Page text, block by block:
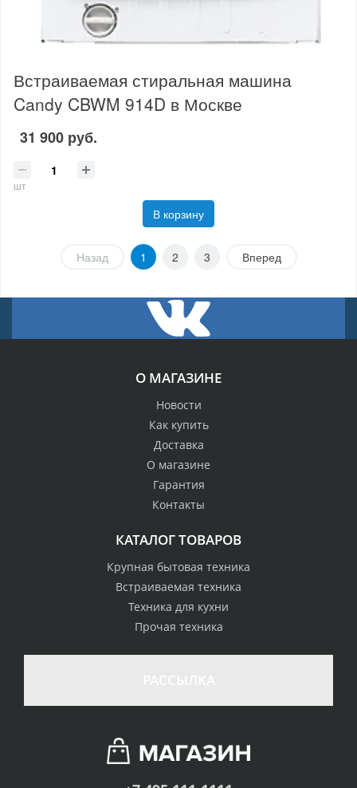
Встраиваемая стиральная машина
Candy CBWM 914D в Москве
31 900 руб.
шт
В корзину
Назад 1 2 3 Вперед
О МАГАЗИНЕ
Новости
Как купить
Доставка
О магазине
Гарантия
Контакты
КАТАЛОГ ТОВАРОВ
Крупная бытовая техника
Встраиваемая техника
Техника для кухни
Прочая техника